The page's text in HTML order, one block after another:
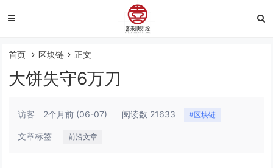
首页 区块链 正文
大饼失守6万刀
访客 2个月前 (06-07) 阅读数 21633 #区块链
文章标签 前沿文章